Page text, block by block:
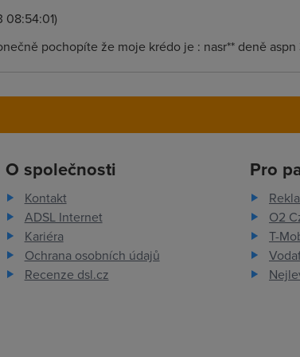
08:54:01)
pochopíte že moje krédo je : nasr** deně
O společnosti
Kontakt
ADSL Internet
Kariéra
Ochrana osobních údajů
Recenze dsl.cz
Pro
O2
T-